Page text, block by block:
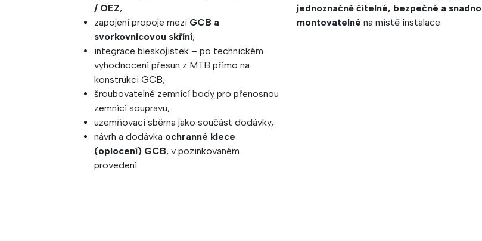
/ OEZ,
zapojení propoje mezi GCB a
svorkovnicovou skříní,
integrace bleskojistek – po technickém
vyhodnocení přesun z MTB přímo na
konstrukci GCB,
šroubovatelné zemnící body pro přenosnou
zemnící soupravu,
uzemňovací sběrna jako součást dodávky,
návrh a dodávka ochranné klece
(oplocení) GCB, v pozinkovaném
provedení.
jednoznačně čitelné, bezpečné a snadno
montovatelné na místě instalace.